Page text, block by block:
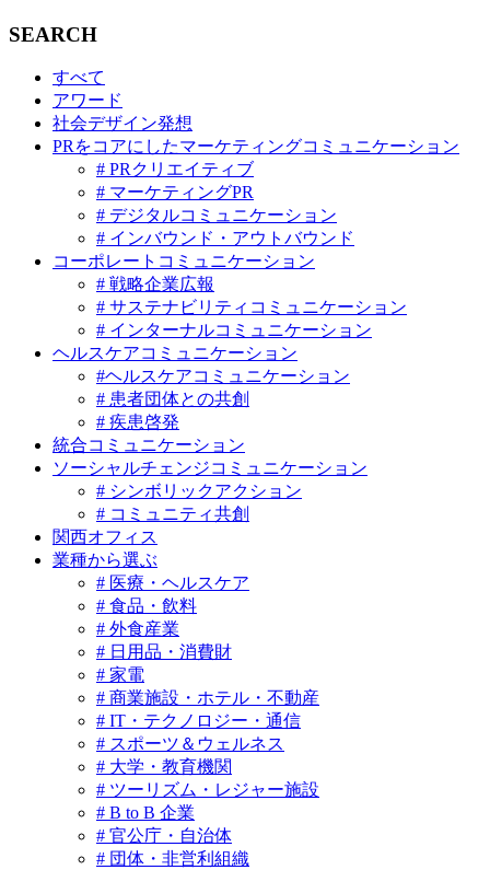
SEARCH
すべて
アワード
社会デザイン発想
PRをコアにしたマーケティングコミュニケーション
# PRクリエイティブ
# マーケティングPR
# デジタルコミュニケーション
# インバウンド・アウトバウンド
コーポレートコミュニケーション
# 戦略企業広報
# サステナビリティコミュニケーション
# インターナルコミュニケーション
ヘルスケアコミュニケーション
#ヘルスケアコミュニケーション
# 患者団体との共創
# 疾患啓発
統合コミュニケーション
ソーシャルチェンジコミュニケーション
# シンボリックアクション
# コミュニティ共創
関西オフィス
業種から選ぶ
# 医療・ヘルスケア
# 食品・飲料
# 外食産業
# 日用品・消費財
# 家電
# 商業施設・ホテル・不動産
# IT・テクノロジー・通信
# スポーツ＆ウェルネス
# 大学・教育機関
# ツーリズム・レジャー施設
# B to B 企業
# 官公庁・自治体
# 団体・非営利組織